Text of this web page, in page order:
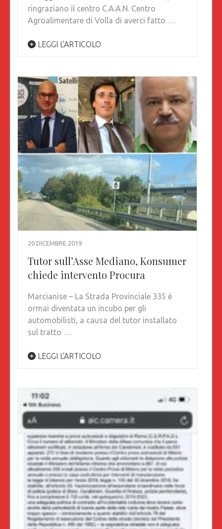
ringraziano il centro C.A.A.N. Centro
Agroalimentare di Volla di averci fatto …
LEGGI L'ARTICOLO
20 DICEMBRE 2019
Tutor sull’Asse Mediano, Konsumer
chiede intervento Procura
Marcianise – La Strada Provinciale 335 è
ormai diventata un incubo per gli
automobilisti, a causa del tutor installato
sul tratto …
LEGGI L'ARTICOLO